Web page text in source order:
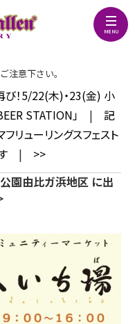
注意下さい。
！5/22(木)・23(金) 小
STATION」 | 記
リューリングスフェスト
| >>
園由比ガ浜地区 に出